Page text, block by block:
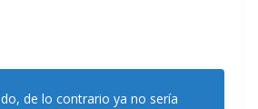
de lo contrario ya no sería